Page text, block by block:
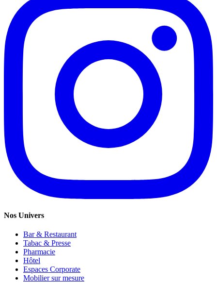
Nos Univers
Bar & Restaurant
Tabac & Presse
Pharmacie
Hôtel
Espaces Corporate
Mobilier sur mesure